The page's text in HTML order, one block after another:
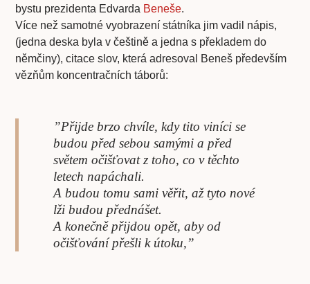
bystu prezidenta Edvarda Beneše.
Více než samotné vyobrazení státníka jim vadil nápis,
(jedna deska byla v češtině a jedna s překladem do
němčiny), citace slov, která adresoval Beneš především
vězňům koncentračních táborů:
”Přijde brzo chvíle, kdy tito viníci se
budou před sebou samými a před
světem očišťovat z toho, co v těchto
letech napáchali.
A budou tomu sami věřit, až tyto nové
lži budou přednášet.
A konečně přijdou opět, aby od
očišťování přešli k útoku,”